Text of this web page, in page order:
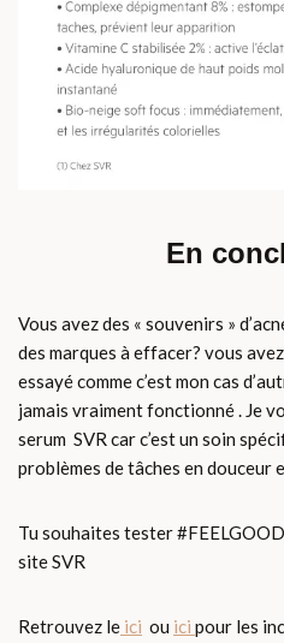
En
Vous avez des « souvenirs »
des marques à effacer? vous
essayé comme c’est mon cas
jamais vraiment fonctionné . Je
serum SVR car c’est un soin
problèmes de tâches en douceur
Tu souhaites tester
site SVR
Retrouvez le ici ou ici pour les